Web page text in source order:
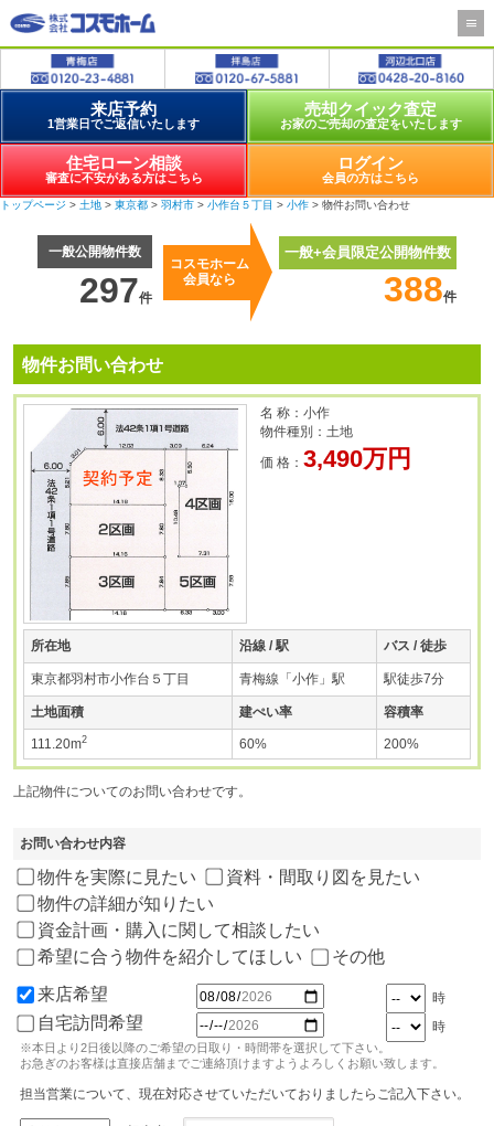
来店予約
1営業日でご返信いたします
売却クイック査定
お家のご売却の査定をいたします
住宅ローン相談
審査に不安がある方はこちら
ログイン
会員の方はこちら
トップページ > 土地 > 東京都 > 羽村市 > 小作台５丁目 > 小作 > 物件お問い合わせ
一般公開物件数
297件
コスモホーム
会員なら
一般+会員限定公開物件数
388件
物件お問い合わせ
名 称：小作
物件種別：土地
価 格： 3,490万円
所在地 沿線 / 駅 バス / 徒歩
東京都羽村市小作台５丁目 青梅線「小作」駅 駅徒歩7分
土地面積 建ぺい率 容積率
111.20m2 60% 200%
上記物件についてのお問い合わせです。
お問い合わせ内容
物件を実際に見たい
資料・間取り図を見たい
物件の詳細が知りたい
資金計画・購入に関して相談したい
希望に合う物件を紹介してほしい
その他
来店希望 時
自宅訪問希望 時
※本日より2日後以降のご希望の日取り・時間帯を選択して下さい。
お急ぎのお客様は直接店舗までご連絡頂けますようよろしくお願い致します。
担当営業について、現在対応させていただいておりましたらご記入下さい。